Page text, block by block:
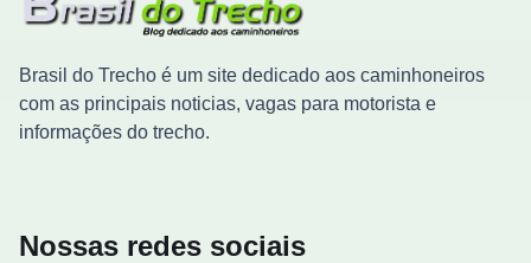
Brasil do Trecho é um site dedicado aos caminhoneiros
com as principais noticias, vagas para motorista e
informações do trecho.
Nossas redes sociais